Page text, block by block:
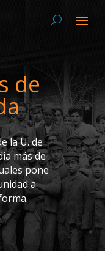
de
la U. de
más de
pone
a